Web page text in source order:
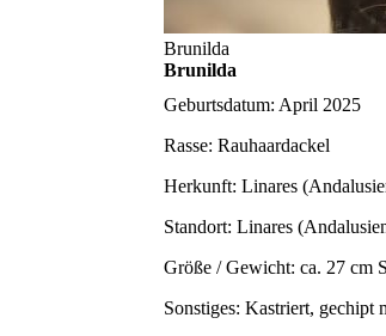
Brunilda
Brunilda
Geburtsdatum: April 2025
Rasse: Rauhaardackel
Herkunft: Linares
Standort: Linares
Größe / Gewicht: ca. 27 cm
Sonstiges: Kastriert, gechipt